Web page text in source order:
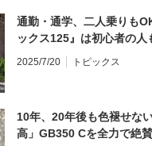
通勤・通学、二人乗りも
ックス125』は初心者の人
2025/7/20 トピックス
10年、20年後も色褪せな
高」GB350 Cを全力で絶